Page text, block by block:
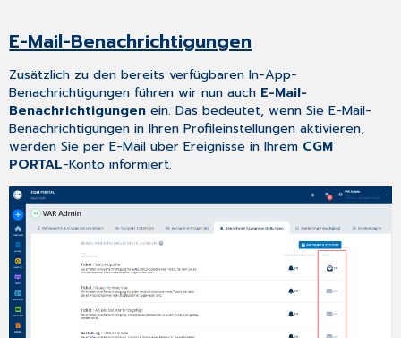
E-Mail-Benachrichtigungen
Zusätzlich zu den bereits verfügbaren In-App-
Benachrichtigungen führen wir nun auch E-Mail-
Benachrichtigungen ein. Das bedeutet, wenn Sie E-Mail-
Benachrichtigungen in Ihren Profileinstellungen aktivieren,
werden Sie per E-Mail über Ereignisse in Ihrem CGM
PORTAL-Konto informiert.